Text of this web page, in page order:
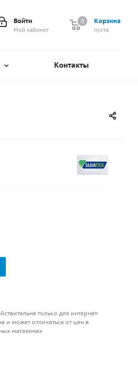
Корзина
0
пуста
0
Войти
Мой кабинет
Контакты
только для интернет-
и может отличаться от цен в
магазинах